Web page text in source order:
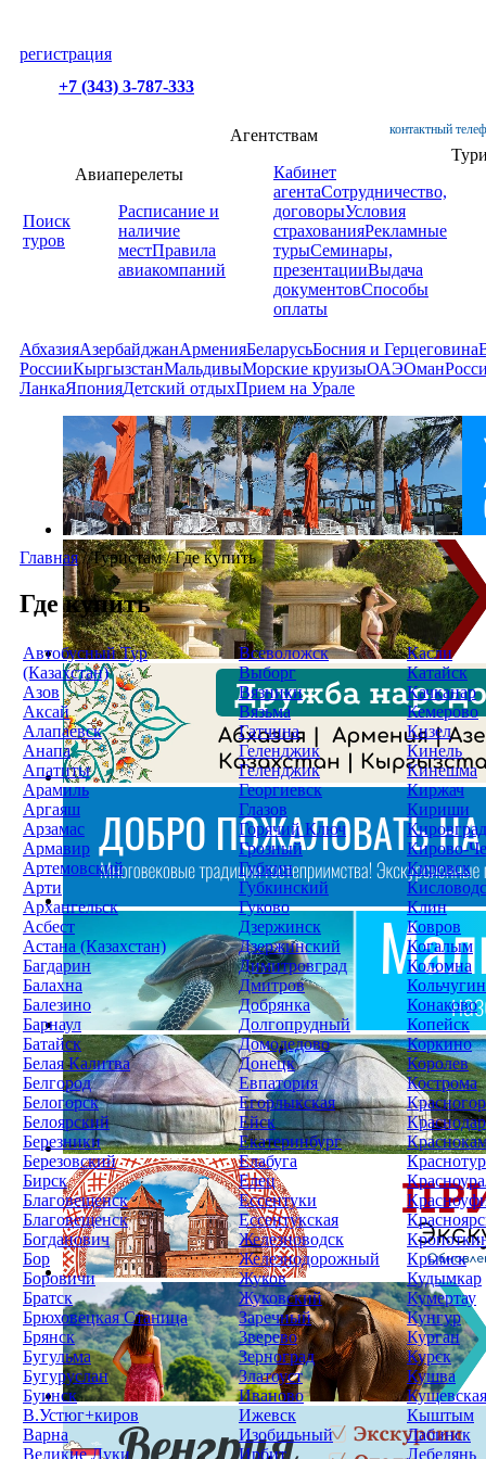
регистрация
+7 (343) 3-787-333
контактный
Поиск
туров
Авиаперелеты
Расписание и
наличие
местПравила
авиакомпаний
Агентствам
Кабинет
агентаСотрудничество,
договорыУсловия
страхованияРекламные
турыСеминары,
презентацииВыдача
документовСпособы
оплаты
АбхазияАзербайджанАрменияБеларусьБосния и Герцеговина
РоссииКыргызстанМальдивыМорские круизыОАЭОман
ЛанкаЯпонияДетский отдыхПрием на Урале
Главная /Туристам/Где купить
Где купить
Автобусный Тур
(Казахстан)
Азов
Аксай
Алапаевск
Анапа
Апатиты
Арамиль
Аргаяш
Арзамас
Армавир
Артемовский
Арти
Архангельск
Асбест
Астана (Казахстан)
Багдарин
Балахна
Балезино
Барнаул
Батайск
Белая Калитва
Белгород
Белогорск
Белоярский
Березники
Березовский
Бирск
Благовещенск
Благовещенск
Богданович
Бор
Боровичи
Братск
Брюховецкая Станица
Брянск
Бугульма
Бугуруслан
Буинск
В.Устюг+киров
Варна
Великие Луки
Всеволожск
Выборг
Вязники
Вязьма
Гатчина
Геленджик
Геленджик
Георгиевск
Глазов
Горячий Ключ
Грозный
Губкин
Губкинский
Гуково
Дзержинск
Дзержинский
Димитровград
Дмитров
Добрянка
Долгопрудный
Домодедово
Донецк
Евпатория
Егорлыкская
Ейск
Екатеринбург
Елабуга
Елец
Ессентуки
Ессентукская
Железноводск
Железнодорожный
Жуков
Жуковский
Заречный
Зверево
Зерноград
Златоуст
Иваново
Ижевск
Изобильный
Ирбит
Касли
Катайск
Качканар
Кемерово
Кизел
Кинель
Кинешма
Киржач
Кириши
Кировград
Кирово-
Кировск
Клин
Ковров
Когалым
Коломна
Конаково
Копейск
Коркино
Королев
Кострома
Краснодар
Крымск
Кудымкар
Кумертау
Кунгур
Курган
Курск
Кушва
Кущевская
Кыштым
Лабинск
Лебедянь